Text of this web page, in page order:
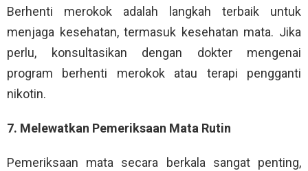
Berhenti merokok adalah langkah terbaik untuk
menjaga kesehatan, termasuk kesehatan mata. Jika
perlu, konsultasikan dengan dokter mengenai
program berhenti merokok atau terapi pengganti
nikotin.
7. Melewatkan Pemeriksaan Mata Rutin
Pemeriksaan mata secara berkala sangat penting,